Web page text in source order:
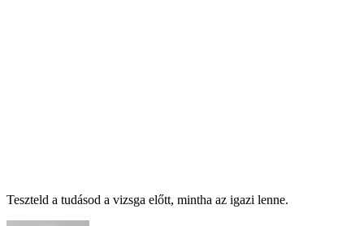
Teszteld a tudásod a vizsga előtt, mintha az igazi lenne.